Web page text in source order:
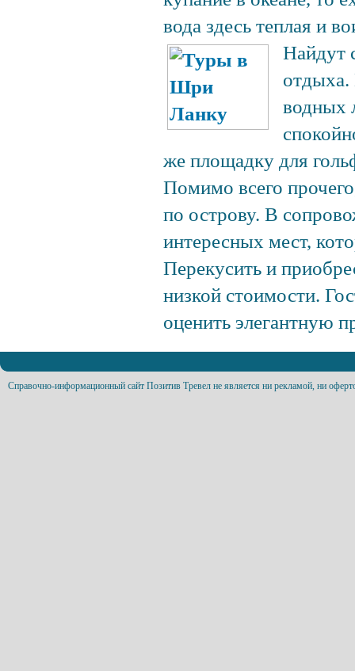
вода здесь теплая и
Найдут
отдыха.
водных
же площадку для
Помимо всего
по острову. В
интересных мест,
Перекусить и
низкой стоимости.
оценить элегантную
Справочно-информационный сайт Позитив Тревел не является ни рекламой, ни